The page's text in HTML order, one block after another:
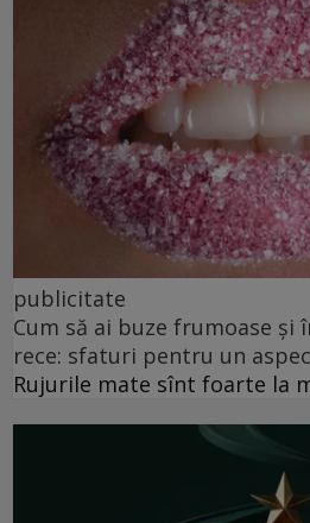
publicitate
Cum să ai buze frumoase şi
rece: sfaturi pentru un
Rujurile mate sînt foarte la